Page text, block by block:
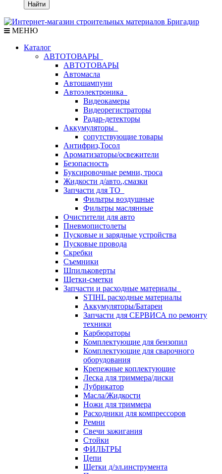
Найти
МЕНЮ
Каталог
АВТОТОВАРЫ
АВТОТОВАРЫ
Автомасла
Автошампуни
Автоэлектроника
Видеокамеры
Видеорегистраторы
Радар-детекторы
Аккумуляторы
сопутствующие товары
Антифриз,Тосол
Ароматизаторы/освежители
Безопасность
Буксировочные ремни, троса
Жидкости д/авто.,смазки
Запчасти для ТО
Фильтры воздушные
Фильтры маслянные
Очистители для авто
Пневмопистолеты
Пусковые и зарядные устройства
Пусковые провода
Скребки
Съемники
Шпильковерты
Щетки-сметки
Запчасти и расходные материалы
STIHL расходные материалы
Аккумуляторы/Батареи
Запчасти для СЕРВИСА по ремонту
техники
Карбюраторы
Комплектующие для бензопил
Комплектующие для сварочного
оборудования
Крепежные коплектующие
Леска для триммера/диски
Лубрикатор
Масла/Жидкости
Ножи для триммера
Расходники для компрессоров
Ремни
Свечи зажигания
Стойки
ФИЛЬТРЫ
Цепи
Щетки д/эл.инструмента